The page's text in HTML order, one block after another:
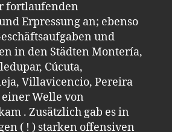
fortlaufenden
Erpressung an; ebenso
und
in den Städten Montería,
Cúcuta,
Villavicencio, Pereira
Welle von
. Zusätzlich gab es in
( ! ) starken offensiven